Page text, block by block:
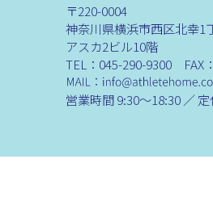
〒220-0004
神奈川県横浜市西区北幸1
アスカ2ビル10階
TEL：045-290-9300 FAX
営業時間 9:30～18:30 ／